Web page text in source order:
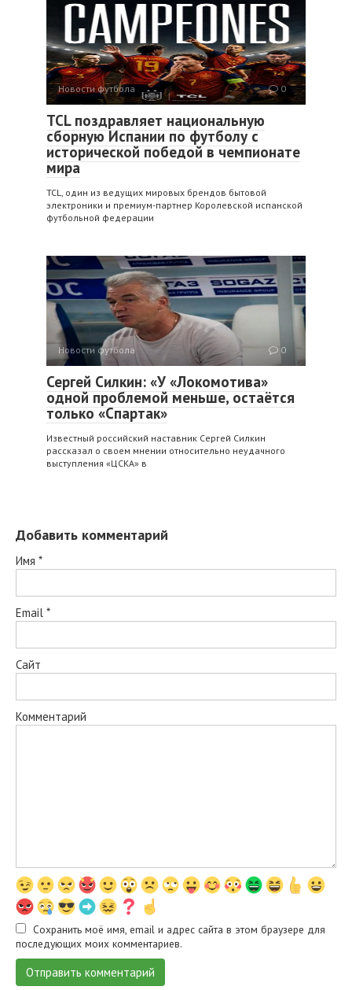
Новости футбола 0
TCL поздравляет национальную
сборную Испании по футболу с
исторической победой в чемпионате
мира
TCL, один из ведущих мировых брендов бытовой
электроники и премиум-партнер Королевской испанской
футбольной федерации
Новости футбола 0
Сергей Силкин: «У «Локомотива»
одной проблемой меньше, остаётся
только «Спартак»
Известный российский наставник Сергей Силкин
рассказал о своем мнении относительно неудачного
выступления «ЦСКА» в
Добавить комментарий
Имя *
Email *
Сайт
Комментарий
Сохранить моё имя, email и адрес сайта в этом браузере для
последующих моих комментариев.